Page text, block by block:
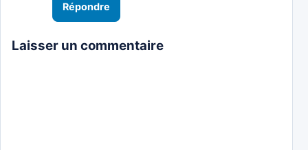
Répondre
Laisser un commentaire